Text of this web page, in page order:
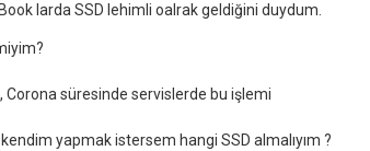
larda SSD lehimli oalrak geldiğini duydum.
Corona süresinde servislerde bu işlemi
yapmak istersem hangi SSD almalıyım ?